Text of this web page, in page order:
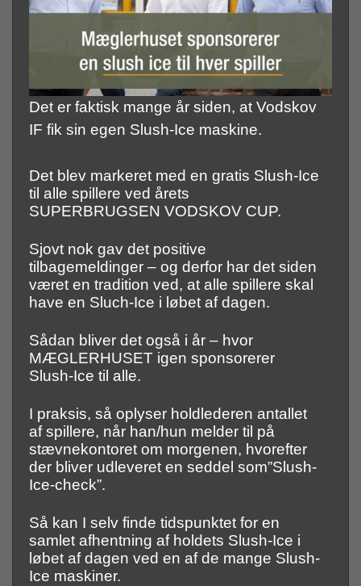
Det er faktisk mange år siden, at Vodskov
IF fik sin egen Slush-Ice maskine.
Det blev markeret med en gratis Slush-Ice
til alle spillere ved årets
SUPERBRUGSEN VODSKOV CUP.
Sjovt nok gav det positive
tilbagemeldinger – og derfor har det siden
været en tradition ved, at alle spillere skal
have en Sluch-Ice i løbet af dagen.
Sådan bliver det også i år – hvor
MÆGLERHUSET igen sponsorerer
Slush-Ice til alle.
I praksis, så oplyser holdlederen antallet
af spillere, når han/hun melder til på
stævnekontoret om morgenen, hvorefter
der bliver udleveret en seddel som”Slush-
Ice-check”.
Så kan I selv finde tidspunktet for en
samlet afhentning af holdets Slush-Ice i
løbet af dagen ved en af de mange Slush-
Ice maskiner.